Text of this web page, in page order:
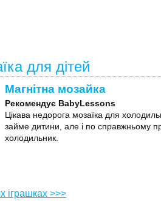
для дітей
Магнітна мозайка
Рекомендує BabyLessons
Цікава недорога мозаїка для
займе дитини, але і по справжньому
холодильник.
іграшках >>>